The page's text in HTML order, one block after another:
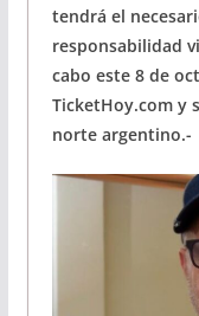
tendrá el
responsabilidad
cabo este 8 de
TicketHoy.com y
norte argentino.-